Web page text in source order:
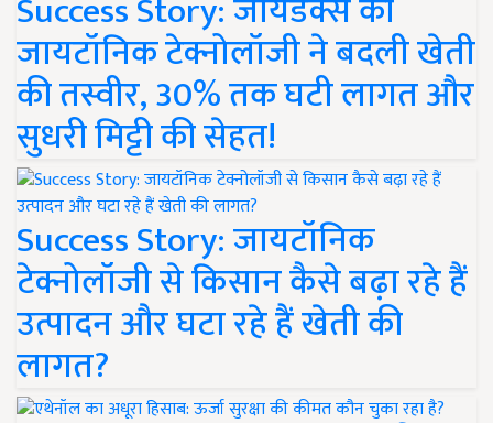
जायटॉनिक टेक्नोलॉजी ने बदली खेती
की तस्वीर, 30% तक घटी लागत और
सुधरी मिट्टी की सेहत!
Success Story: जायटॉनिक
टेक्नोलॉजी से किसान कैसे बढ़ा रहे हैं
उत्पादन और घटा रहे हैं खेती की
लागत?